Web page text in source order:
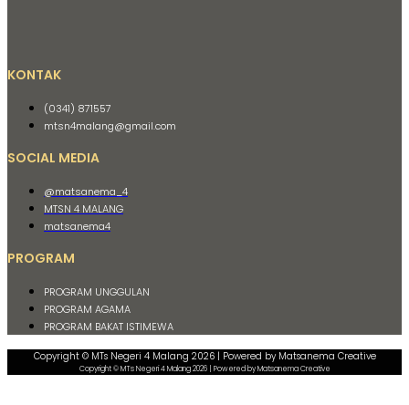
KONTAK
(0341) 871557
mtsn4malang@gmail.com
SOCIAL MEDIA
@matsanema_4
MTSN 4 MALANG
matsanema4
PROGRAM
PROGRAM UNGGULAN
PROGRAM AGAMA
PROGRAM BAKAT ISTIMEWA
Copyright © MTs Negeri 4 Malang 2026 | Powered by Matsanema Creative
Copyright © MTs Negeri 4 Malang 2026 | Powered by Matsanema Creative